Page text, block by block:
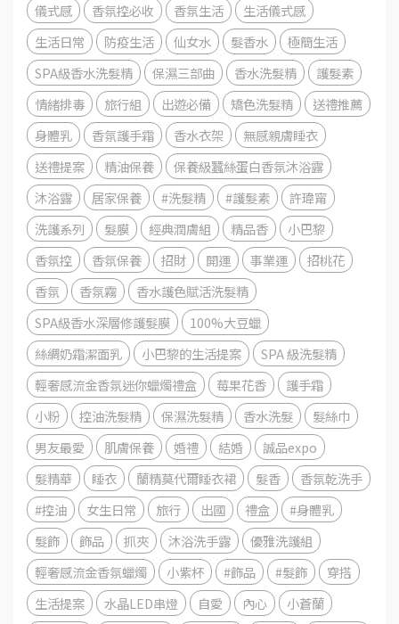
儀式感
香氛控必收 香氛生活
生活儀式感
生活日常
防疫生活 仙女水 髮香水
極簡生活
SPA級香水洗髮精
保濕三部曲 香水洗髮精
護髮素
情緒排毒
旅行組 出遊必備 矯色洗髮精
送禮推薦
身體乳
香氛護手霜 香水衣架
無感親膚睡衣
送禮提案
精油保養
保養級蠶絲蛋白香氛沐浴露
沐浴露
居家保養 #洗髮精 #護髮素
許瑋甯
洗護系列
髮膜 經典潤膚組 精品香
小巴黎
香氛控
香氛保養 招財 開運 事業運
招桃花
香氛
香氛霧
香水護色賦活洗髮精
SPA級香水深層修護髮膜
100%大豆蠟
絲綢奶霜潔面乳
小巴黎的生活提案
SPA 級洗髮精
輕奢感流金香氛迷你蠟燭禮盒
莓果花香
護手霜
小粉
控油洗髮精 保濕洗髮精 香水洗髮
髮絲巾
男友最愛
肌膚保養 婚禮 結婚
誠品expo
髮精華
睡衣 蘭精莫代爾睡衣裙 髮香
香氛乾洗手
#控油
女生日常 旅行 出國 禮盒
#身體乳
髮飾
飾品 抓夾 沐浴洗手露
優雅洗護組
輕奢感流金香氛蠟燭
小紫杯 #飾品 #髮飾
穿搭
生活提案
水晶LED串燈 自愛 內心
小蒼蘭